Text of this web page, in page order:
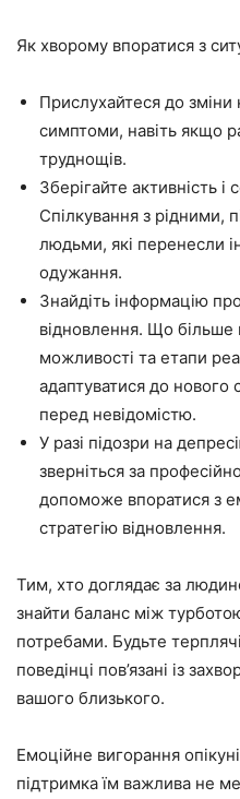
Як хворому впоратися з
Прислухайтеся до
симптоми, навіть якщо
труднощів.
Зберігайте активність і
Спілкування з рідними,
людьми, які перенесли
одужання.
Знайдіть інформацію
відновлення. Що більше
можливості та етапи
адаптуватися до нового
перед невідомістю.
У разі підозри на
зверніться за
допоможе впоратися з
стратегію відновлення.
Тим, хто доглядає за
знайти баланс між
потребами. Будьте
поведінці пов’язані із
вашого близького.
Емоційне вигорання
підтримка їм важлива не